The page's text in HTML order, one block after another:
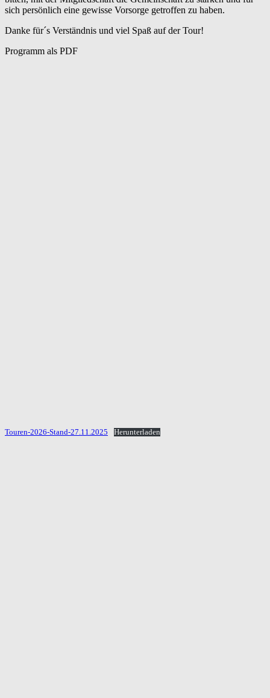
sich persönlich eine gewisse Vorsorge getroffen zu haben.
Danke für´s Verständnis und viel Spaß auf der Tour!
Programm als PDF
Touren-2026-Stand-27.11.2025 Herunterladen